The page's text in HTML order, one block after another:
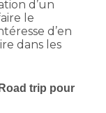
d’un
le
d’en
dans les
trip pour